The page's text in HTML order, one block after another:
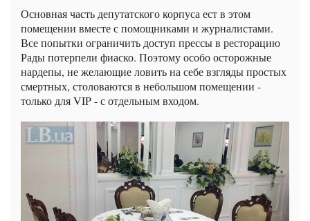
Основная часть депутатского корпуса ест в этом
помещении вместе с помощниками и журналистами.
Все попытки ограничить доступ прессы в ресторацию
Рады потерпели фиаско. Поэтому особо осторожные
нардепы, не желающие ловить на себе взгляды простых
смертных, столоваются в небольшом помещении -
только для VIP - с отдельным входом.